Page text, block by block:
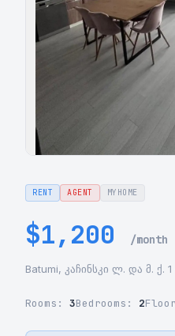
RENT AGENT MYHOME
$1,200 /month
Batumi, კაჩინსკი ლ. და მ. ქ.
Rooms: 3Bedrooms: 2